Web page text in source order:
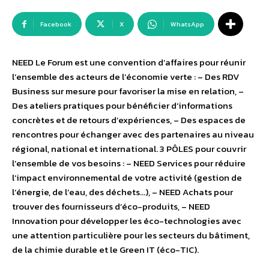
Facebook X WhatsApp
NEED Le Forum est une convention d’affaires pour réunir
l’ensemble des acteurs de l’économie verte : – Des RDV
Business sur mesure pour favoriser la mise en relation, –
Des ateliers pratiques pour bénéficier d’informations
concrètes et de retours d’expériences, – Des espaces de
rencontres pour échanger avec des partenaires au niveau
régional, national et international. 3 PÔLES pour couvrir
l’ensemble de vos besoins : – NEED Services pour réduire
l’impact environnemental de votre activité (gestion de
l’énergie, de l’eau, des déchets…), – NEED Achats pour
trouver des fournisseurs d’éco-produits, – NEED
Innovation pour développer les éco-technologies avec
une attention particulière pour les secteurs du bâtiment,
de la chimie durable et le Green IT (éco-TIC).